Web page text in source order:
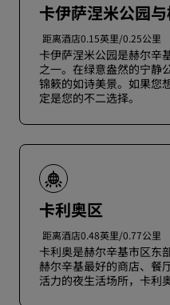
卡伊萨涅米公园
距离酒店0.15英里/0.25公里
卡伊萨涅米公园是赫尔辛
之一。在绿意盎然的宁静
锦簌的如诗美景。如果您
定是您的不二选择。
卡利奥区
距离酒店0.48英里/0.77公里
卡利奥是赫尔辛基市区东
赫尔辛基最好的商店、餐
活力的夜生活场所，卡利